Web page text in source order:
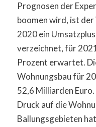
Prognosen der
boomen wird, ist
2020 ein
verzeichnet, für
Prozent erwartet.
Wohnungsbau für
52,6 Milliarden
Druck auf die
Ballungsgebieten